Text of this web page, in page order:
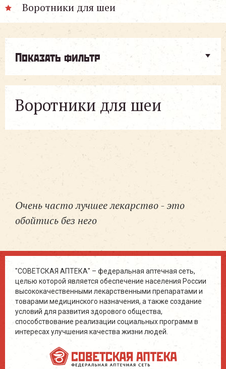
Воротники для шеи
Воротники для шеи
Показать фильтр
Очень часто лучшее лекарство - это
обойтись без него
"СОВЕТСКАЯ АПТЕКА" – федеральная аптечная сеть,
целью которой является обеспечение населения России
высококачественными лекарственными препаратами и
товарами медицинского назначения, а также создание
условий для развития здорового общества,
способствование реализации социальных программ в
интересах улучшения качества жизни людей.